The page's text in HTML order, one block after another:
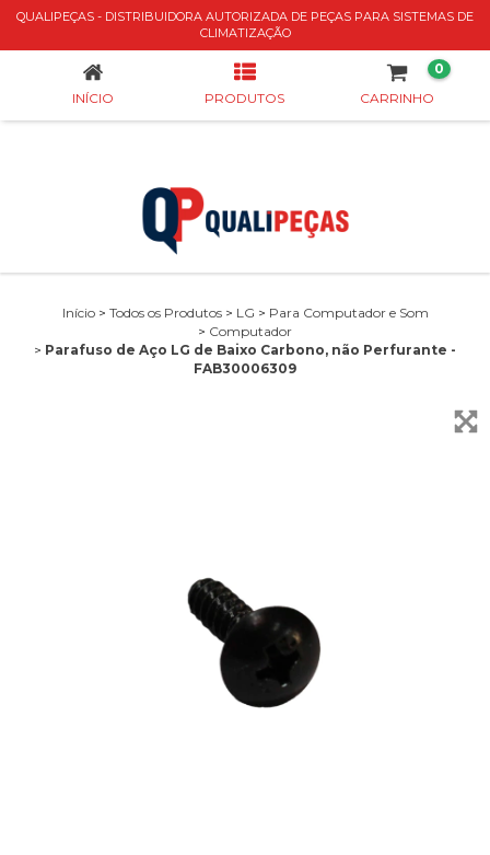
QUALIPEÇAS - DISTRIBUIDORA AUTORIZADA DE PEÇAS PARA SISTEMAS DE
CLIMATIZAÇÃO
PARAFUSO DE AÇO LG DE BAIXO CARBONO, NÃO PERFURANTE - FAB30006309
INÍCIO PRODUTOS CARRINHO
0
Início > Todos os Produtos > LG > Para Computador e Som
> Computador
> Parafuso de Aço LG de Baixo Carbono, não Perfurante -
FAB30006309